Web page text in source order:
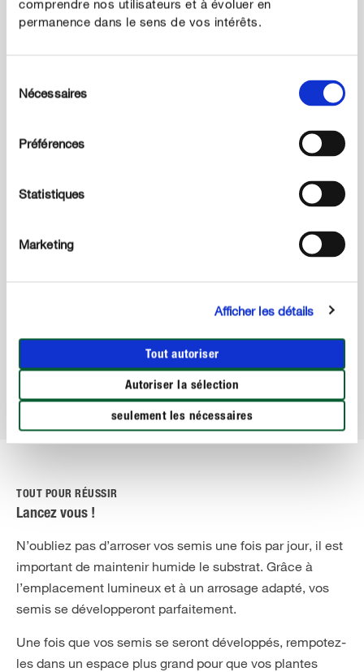
comprendre nos utilisateurs et à évoluer en
permanence dans le sens de vos intérêts.
duNécessaires
Préférences
Statistiques
Marketing
Afficher les détails
Tout autoriser
Autoriser la sélection
seulement les nécessaires
4 Étape 4 :
éviter que l'eau ne déborde au moment de l’arrosage.
sans soleil direct. Vous pouvez le placer sur votre
rebord de fenêtre ou à l’intérieur de votre logement.
TOUT POUR RÉUSSIR
Lancez vous !
N’oubliez pas d’arroser vos semis une fois par jour, il est
important de maintenir humide le substrat. Grâce à
l’emplacement lumineux et à un arrosage adapté, vos
semis se développeront parfaitement.
Une fois que vos semis se seront développés, rempotez-
les dans un espace plus grand pour que vos plantes